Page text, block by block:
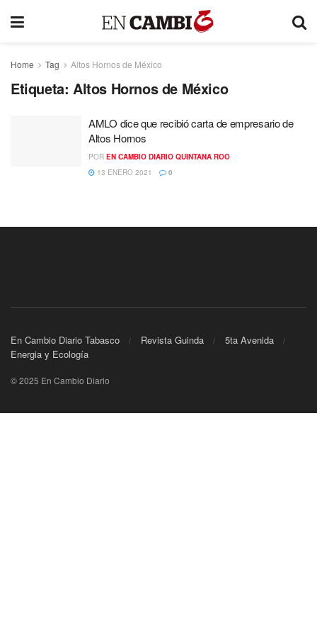
Home Tag Altos Hornos de México
Etiqueta: Altos Hornos de México
AMLO dice que recibió carta de empresario de
Altos Hornos
POR EN CAMBIO DIARIO QUINTANA ROO
13 ENERO 2021
0
En Cambio Diario Tabasco Revista Guinda
5ta Avenida
Energia y Ecología
© 2025 En Cambio Diario